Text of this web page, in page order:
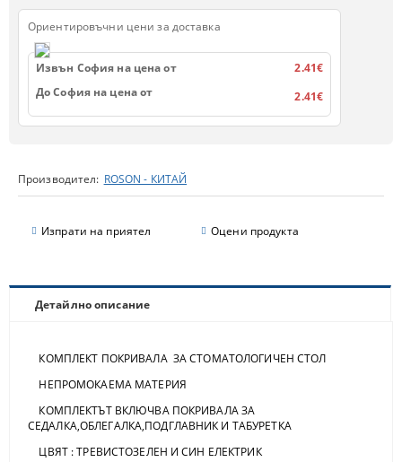
Производител: ROSON - КИТАЙ
Изпрати на приятел Оцени продукта
Ориентировъчни цени за доставка
Извън София на цена от
2.41€
До София на цена от
2.41€
Детайлно описание
КОМПЛЕКТ ПОКРИВАЛА ЗА СТОМАТОЛОГИЧЕН СТОЛ
НЕПРОМОКАЕМА МАТЕРИЯ
КОМПЛЕКТЪТ ВКЛЮЧВА ПОКРИВАЛА ЗА
СЕДАЛКА,ОБЛЕГАЛКА,ПОДГЛАВНИК И ТАБУРЕТКА
ЦВЯТ : ТРЕВИСТОЗЕЛЕН И СИН ЕЛЕКТРИК